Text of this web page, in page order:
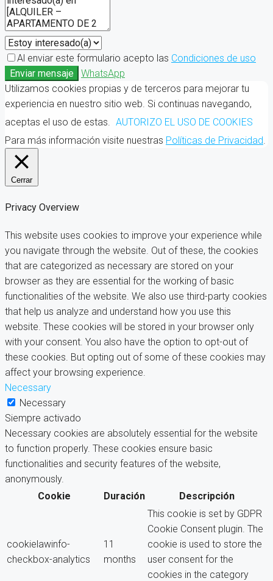
Al enviar este formulario acepto las Condiciones de uso
Enviar mensaje
WhatsApp
Utilizamos cookies propias y de terceros para mejorar tu
experiencia en nuestro sitio web. Si continuas navegando,
aceptas el uso de estas. AUTORIZO EL USO DE COOKIES
Para más información visite nuestras Políticas de Privacidad.
Cerrar
Privacy Overview
This website uses cookies to improve your experience while
you navigate through the website. Out of these, the cookies
that are categorized as necessary are stored on your
browser as they are essential for the working of basic
functionalities of the website. We also use third-party cookies
that help us analyze and understand how you use this
website. These cookies will be stored in your browser only
with your consent. You also have the option to opt-out of
these cookies. But opting out of some of these cookies may
affect your browsing experience.
Necessary
Necessary
Siempre activado
Necessary cookies are absolutely essential for the website
to function properly. These cookies ensure basic
functionalities and security features of the website,
anonymously.
Cookie
Duración Descripción
cookielawinfo-
checkbox-analytics
11
months
This cookie is set by GDPR
Cookie Consent plugin. The
cookie is used to store the
user consent for the
cookies in the category